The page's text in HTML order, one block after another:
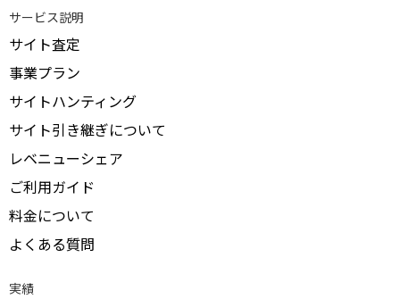
サービス説明
サイト査定
事業プラン
サイトハンティング
サイト引き継ぎについて
レベニューシェア
ご利用ガイド
料金について
よくある質問
実績